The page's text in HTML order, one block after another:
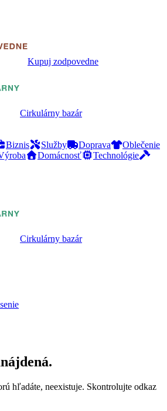
Kupuj zodpovedne
Cirkulárny bazár
Biznis Služby Doprava
Oblečenie
Domácnosť
Technológie
Cirkulárny bazár
nájdená.
hľadáte, neexistuje. Skontrolujte odkaz